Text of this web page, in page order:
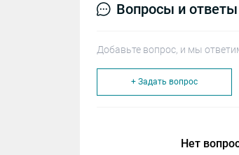
Вопросы и ответы
Добавьте вопрос, и мы
+ Задать вопрос
Нет